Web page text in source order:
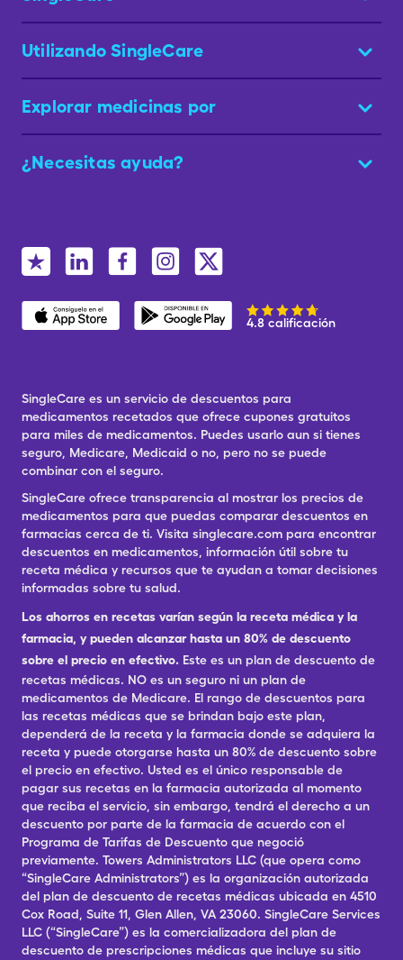
Utilizando SingleCare
Explorar medicinas por
¿Necesitas ayuda?
4.8 calificación
SingleCare es un servicio de descuentos para
medicamentos recetados que ofrece cupones gratuitos
para miles de medicamentos. Puedes usarlo aun si tienes
seguro, Medicare, Medicaid o no, pero no se puede
combinar con el seguro.
SingleCare ofrece transparencia al mostrar los precios de
medicamentos para que puedas comparar descuentos en
farmacias cerca de ti. Visita singlecare.com para encontrar
descuentos en medicamentos, información útil sobre tu
receta médica y recursos que te ayudan a tomar decisiones
informadas sobre tu salud.
Los ahorros en recetas varían según la receta médica y la
farmacia, y pueden alcanzar hasta un 80% de descuento
sobre el precio en efectivo. Este es un plan de descuento de
recetas médicas. NO es un seguro ni un plan de
medicamentos de Medicare. El rango de descuentos para
las recetas médicas que se brindan bajo este plan,
dependerá de la receta y la farmacia donde se adquiera la
receta y puede otorgarse hasta un 80% de descuento sobre
el precio en efectivo. Usted es el único responsable de
pagar sus recetas en la farmacia autorizada al momento
que reciba el servicio, sin embargo, tendrá el derecho a un
descuento por parte de la farmacia de acuerdo con el
Programa de Tarifas de Descuento que negoció
previamente. Towers Administrators LLC (que opera como
“SingleCare Administrators”) es la organización autorizada
del plan de descuento de recetas médicas ubicada en 4510
Cox Road, Suite 11, Glen Allen, VA 23060. SingleCare Services
LLC (“SingleCare”) es la comercializadora del plan de
descuento de prescripciones médicas que incluye su sitio